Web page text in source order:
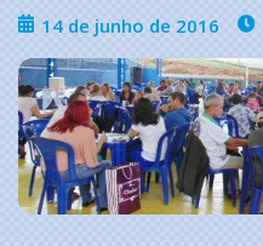
14 de junho de 2016